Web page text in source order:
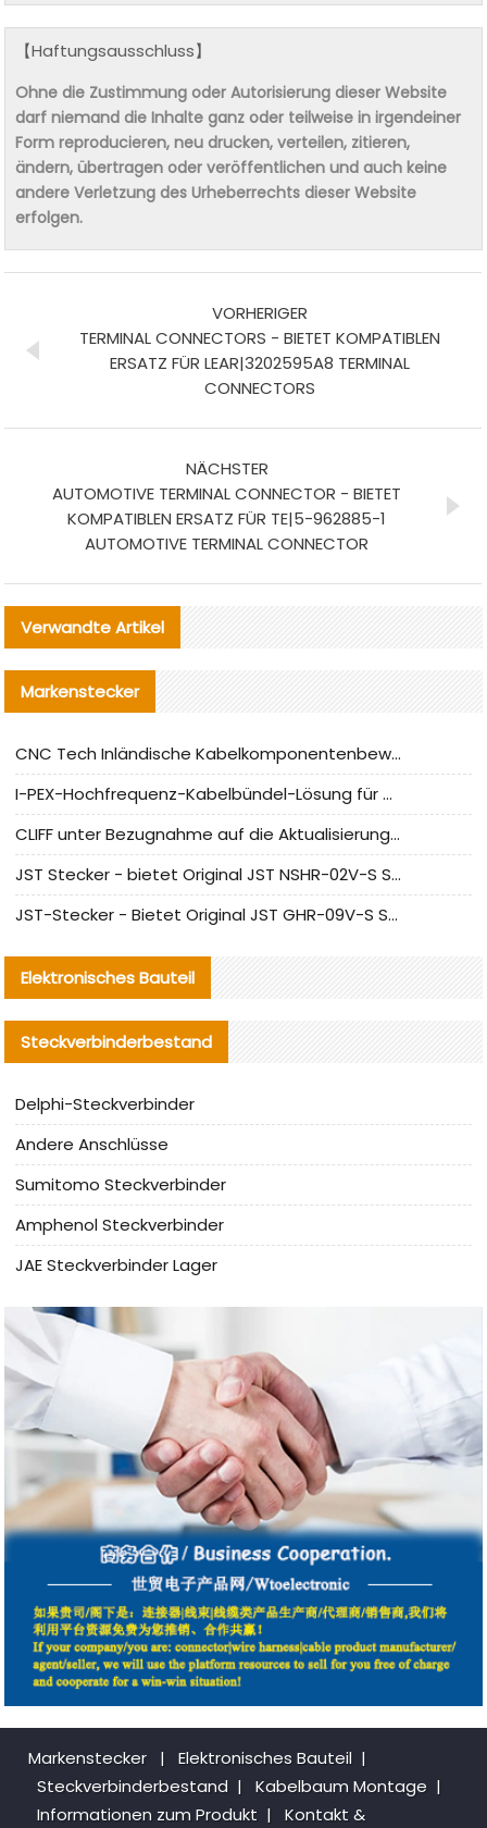
【Haftungsausschluss】
Ohne die Zustimmung oder Autorisierung dieser Website
darf niemand die Inhalte ganz oder teilweise in irgendeiner
Form reproducieren, neu drucken, verteilen, zitieren,
ändern, übertragen oder veröffentlichen und auch keine
andere Verletzung des Urheberrechts dieser Website
erfolgen.
VORHERIGER
TERMINAL CONNECTORS - BIETET KOMPATIBLEN
ERSATZ FÜR LEAR|3202595A8 TERMINAL
CONNECTORS
NÄCHSTER
AUTOMOTIVE TERMINAL CONNECTOR - BIETET
KOMPATIBLEN ERSATZ FÜR TE|5-962885-1
AUTOMOTIVE TERMINAL CONNECTOR
Verwandte Artikel
Markenstecker
CNC Tech Inländische Kabelkomponentenbewertung und Massenproduktionsanpassungsanleitung
I-PEX-Hochfrequenz-Kabelbündel-Lösung für die heimische Produktion analysiert
CLIFF unter Bezugnahme auf die Aktualisierung der chinesischen Stecker-Testnormen
JST Stecker - bietet Original JST NSHR-02V-S Stecker und Ersatzteile an
JST-Stecker - Bietet Original JST GHR-09V-S Stecker und Ersatzteile an
Elektronisches Bauteil
Steckverbinderbestand
Delphi-Steckverbinder
Andere Anschlüsse
Sumitomo Steckverbinder
Amphenol Steckverbinder
JAE Steckverbinder Lager
Markenstecker | Elektronisches Bauteil |
Steckverbinderbestand | Kabelbaum Montage |
Informationen zum Produkt | Kontakt &